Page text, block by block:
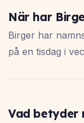
När har
Birger har
på en tisdag i
Vad betyder